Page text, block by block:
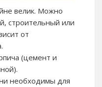
велик. Можно
строительный или
от
(цемент и
необходимы для